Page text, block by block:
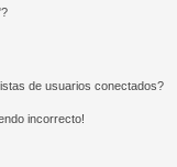
de usuarios conectados?
incorrecto!